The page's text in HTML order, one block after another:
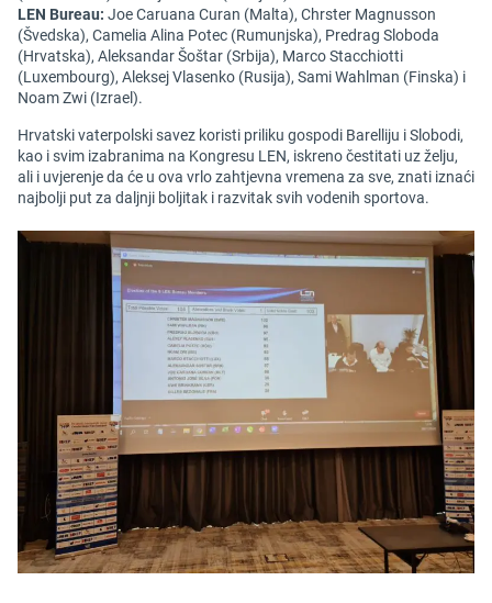
LEN Bureau: Joe Caruana Curan (Malta), Chrster Magnusson
(Švedska), Camelia Alina Potec (Rumunjska), Predrag Sloboda
(Hrvatska), Aleksandar Šoštar (Srbija), Marco Stacchiotti
(Luxembourg), Aleksej Vlasenko (Rusija), Sami Wahlman (Finska) i
Noam Zwi (Izrael).
Hrvatski vaterpolski savez koristi priliku gospodi Barelliju i Slobodi,
kao i svim izabranima na Kongresu LEN, iskreno čestitati uz želju,
ali i uvjerenje da će u ova vrlo zahtjevna vremena za sve, znati iznaći
najbolji put za daljnji boljitak i razvitak svih vodenih sportova.